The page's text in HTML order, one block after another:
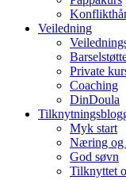
Veiledning
Private
Coaching
DinDoula
Myk start
Næring og
God søvn
Tilknyttet